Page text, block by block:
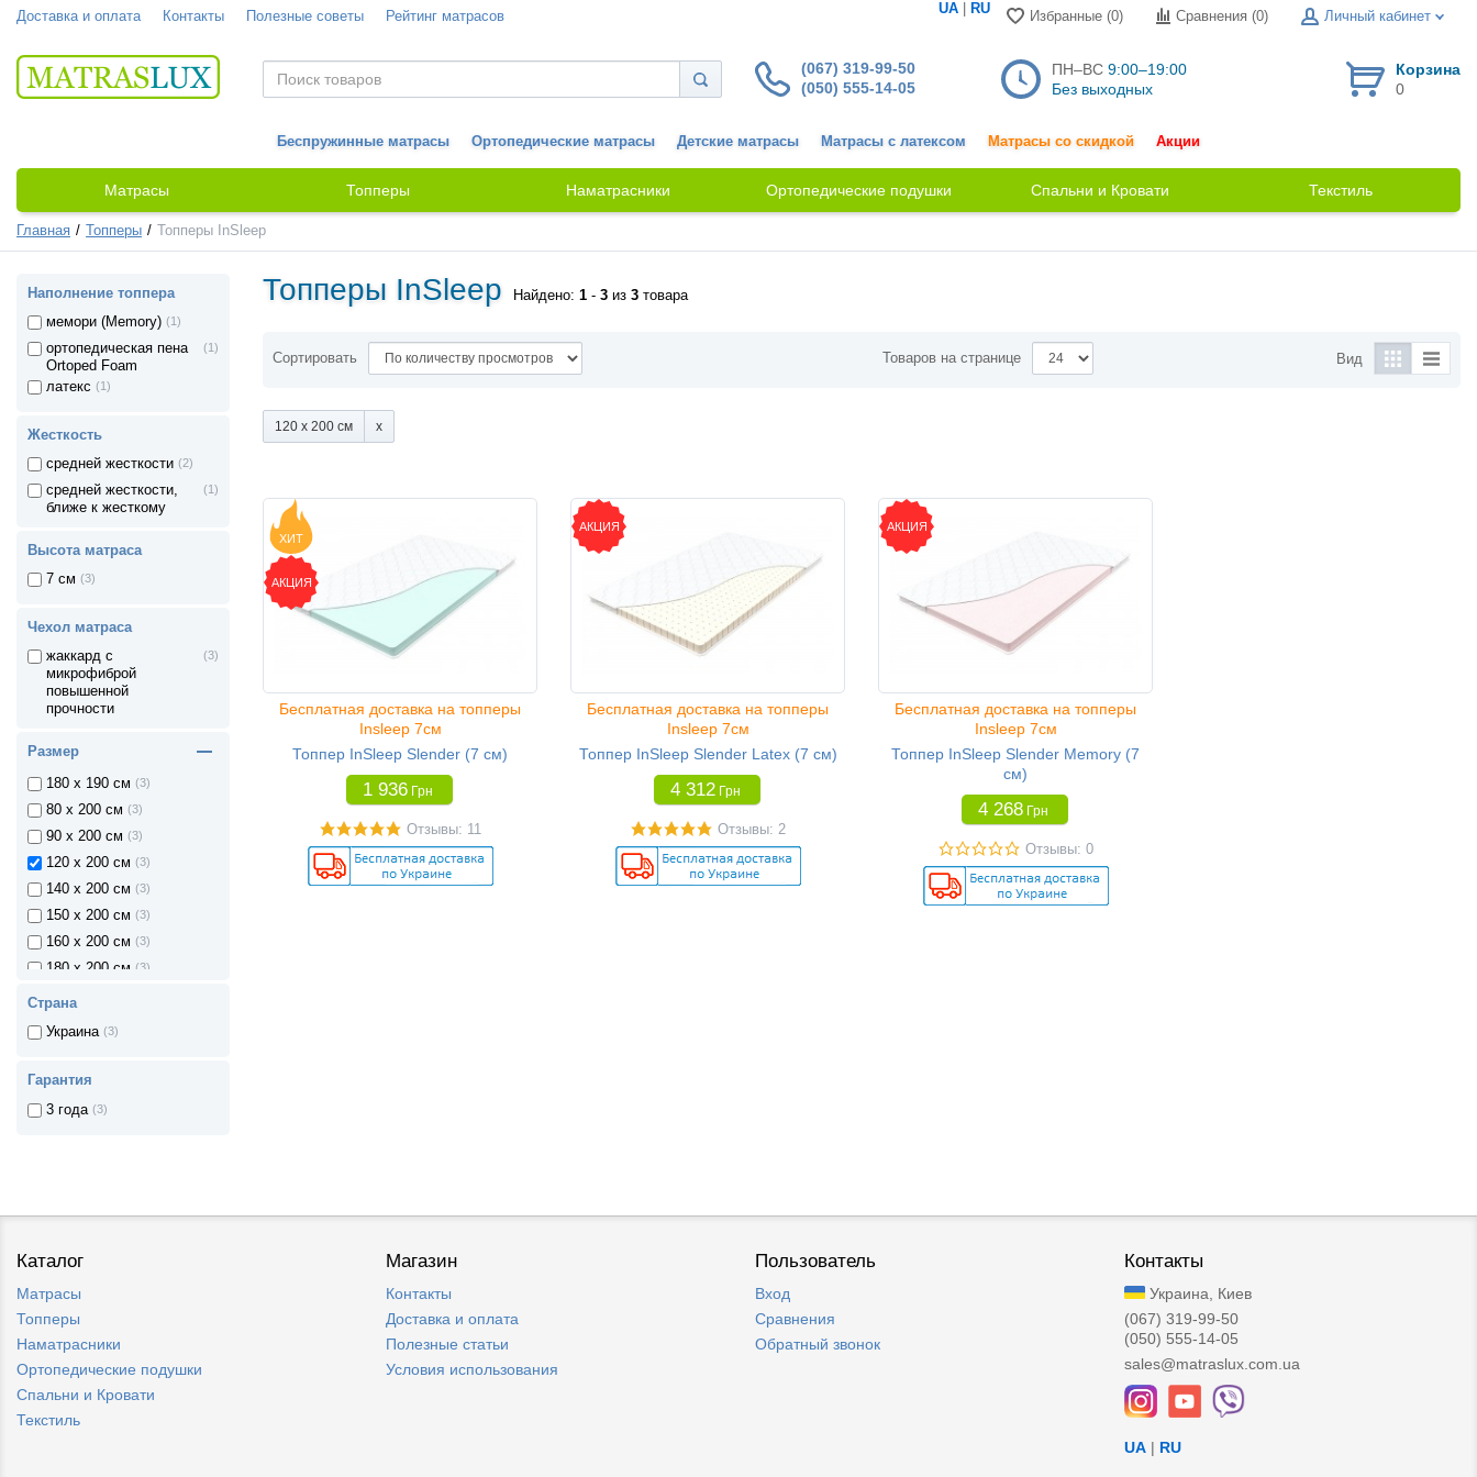
Доставка и оплата Контакты Полезные советы Рейтинг матрасов UA RU Избранные (0) Сравнения (0) Личный кабинет
(067) 319-99-50
(050) 555-14-05
ПН–ВС 9:00–19:00
Без выходных
Корзина
0
Беспружинные матрасы Ортопедические матрасы Детские матрасы Матрасы с латексом Матрасы со скидкой Акции
Матрасы Топперы Наматрасники Ортопедические подушки Спальни и Кровати Текстиль
Главная Топперы Топперы InSleep
Наполнение топпера
мемори (Memory) (1)
ортопедическая пена
Ortoped Foam
(1)
латекс (1)
Жесткость
средней жесткости (2)
средней жесткости,
ближе к жесткому
(1)
Высота матраса
7 см (3)
Чехол матраса
жаккард с
микрофиброй
повышенной
прочности
(3)
Размер
80 x 190 см (3)
90 x 190 см
120 x 190 см (3)
140 x 190 см
160 x 190 см
180 x 190 см (3)
80 x 200 см (3)
90 x 200 см (3)
120 x 200 см (3)
140 x 200 см (3)
150 x 200 см (3)
160 x 200 см (3)
180 x 200 см (3)
Страна
Украина (3)
Гарантия
3 года (3)
Топперы InSleep Найдено: 1 - 3 из 3 товара
Сортировать Товаров на странице Вид
120 x 200 см
ХИТ
АКЦИЯ
Бесплатная доставка на топперы
Insleep 7см
Топпер InSleep Slender (7 см)
1 936 Грн
Отзывы: 11
АКЦИЯ
Бесплатная доставка на топперы
Insleep 7см
Топпер InSleep Slender Latex (7 см)
4 312 Грн
Отзывы: 2
АКЦИЯ
Бесплатная доставка на топперы
Insleep 7см
Топпер InSleep Slender Memory (7
см)
4 268 Грн
Отзывы: 0
Каталог
Матрасы
Топперы
Наматрасники
Ортопедические подушки
Спальни и Кровати
Текстиль
Магазин
Контакты
Доставка и оплата
Полезные статьи
Условия использования
Пользователь
Вход
Сравнения
Обратный звонок
Контакты
Украина, Киев
(067) 319-99-50
(050) 555-14-05
sales@matraslux.com.ua
UA | RU